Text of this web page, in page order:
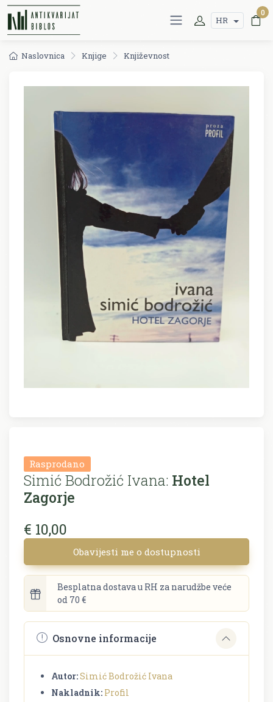
HR
0
Naslovnica Knjige Književnost
Rasprodano
Simić Bodrožić Ivana: Hotel
Zagorje
€ 10,00
Obavijesti me o dostupnosti
Besplatna dostava u RH za narudžbe veće
od 70 €
Osnovne informacije
Autor:Simić Bodrožić Ivana
Nakladnik: Profil